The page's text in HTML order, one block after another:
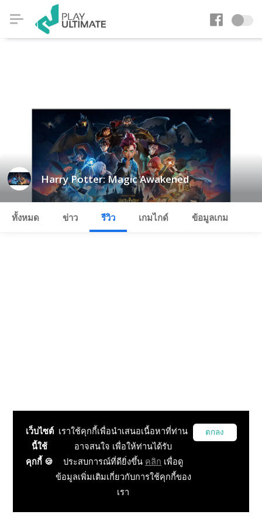
Harry Potter: Magic Awakened
ทั้งหมด ข่าว รีวิว เกมไกด์ ข้อมูลเกม
เว็บไซต์
นี้ใช้
คุกกี้ 🍪
เราใช้คุกกี้เพื่อนำเสนอเนื้อหาที่ท่าน
อาจสนใจ เพื่อให้ท่านได้รับ
ประสบการณ์ที่ดียิ่งขึ้น คลิก เพื่อดู
ข้อมูลเพิ่มเติมเกี่ยวกับการใช้คุกกี้ของ
เรา
ตกลง